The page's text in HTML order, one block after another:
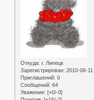
Откуда: г. Липецк
Зарегистрирован: 2010-06-11
Приглашений: 0
Сообщений: 64
Уважение: [+0/-0]